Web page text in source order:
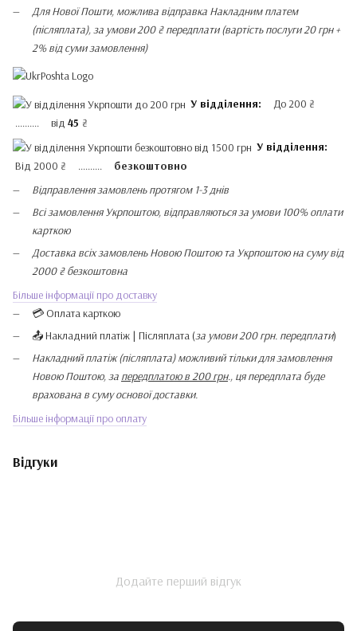
Для Нової Пошти, можлива відправка Накладним платем
(післяплата), за умови 200 ₴ передплати (вартість послуги 20 грн +
2% від суми замовлення)
У відділення: До 200 ₴
.......... від 45 ₴
У відділення:
Від 2000 ₴ .......... безкоштовно
Відправлення замовлень протягом 1-3 днів
Всі замовлення Укрпоштою, відправляються за умови 100% оплати
карткою
Доставка всіх замовлень Новою Поштою та Укрпоштою на суму від
2000 ₴ безкоштовна
Більше інформації про доставку
💳 Оплата карткою
📤 Накладний платіж | Післяплата (за умови 200 грн. передплати)
Накладний платіж (післяплата) можливий тільки для замовлення
Новою Поштою, за передплатою в 200 грн., ця передплата буде
врахована в суму основої доставки.
Більше інформації про оплату
Відгуки
Додайте перший відгук